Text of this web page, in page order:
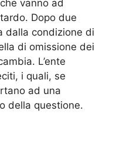
vanno ad
Dopo due
dalla condizione di
di omissione dei
L’ente
i quali, se
ad una
della questione.